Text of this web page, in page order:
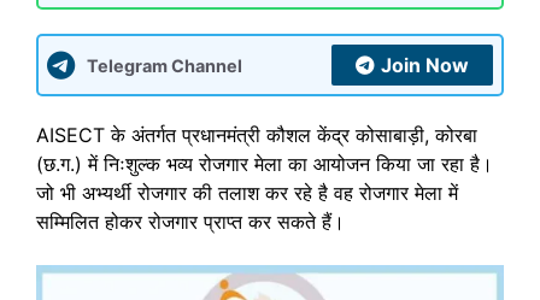
Telegram Channel Join Now
AISECT के अंतर्गत प्रधानमंत्री कौशल केंद्र कोसाबाड़ी, कोरबा
(छ.ग.) में निःशुल्क भव्य रोजगार मेला का आयोजन किया जा रहा है।
जो भी अभ्यर्थी रोजगार की तलाश कर रहे है वह रोजगार मेला में
सम्मिलित होकर रोजगार प्राप्त कर सकते हैं।